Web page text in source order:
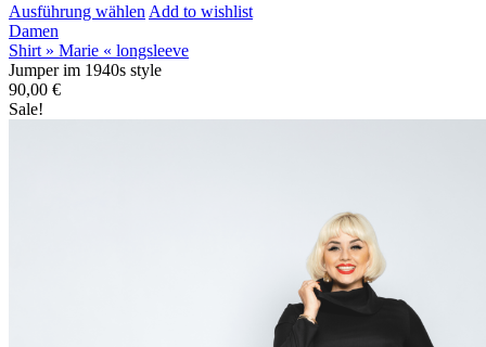
Ausführung wählen Add to wishlist
Damen
Shirt » Marie « longsleeve
Jumper im 1940s style
90,00 €
Sale!